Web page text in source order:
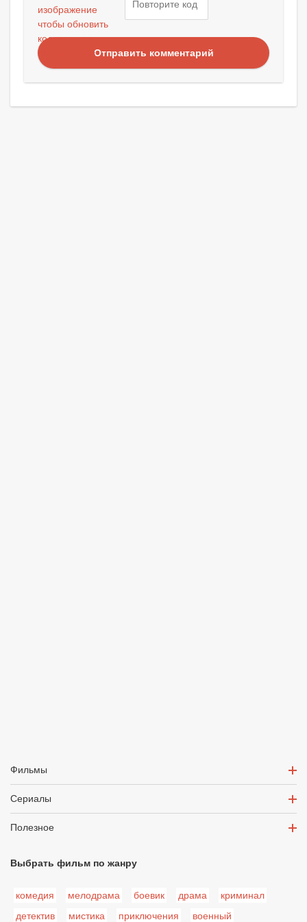
Отправить комментарий
Фильмы
Сериалы
Полезное
Выбрать фильм по жанру
комедия мелодрама боевик драма
криминал
детектив
мистика приключения военный